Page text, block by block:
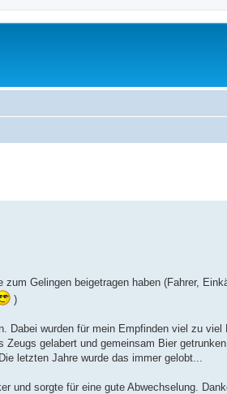
Gelingen beigetragen haben (Fahrer,
)
Dabei wurden für mein Empfinden viel zu
gelabert und gemeinsam Bier
letzten Jahre wurde das immer gelobt...
und sorgte für eine gute Abwechselung.